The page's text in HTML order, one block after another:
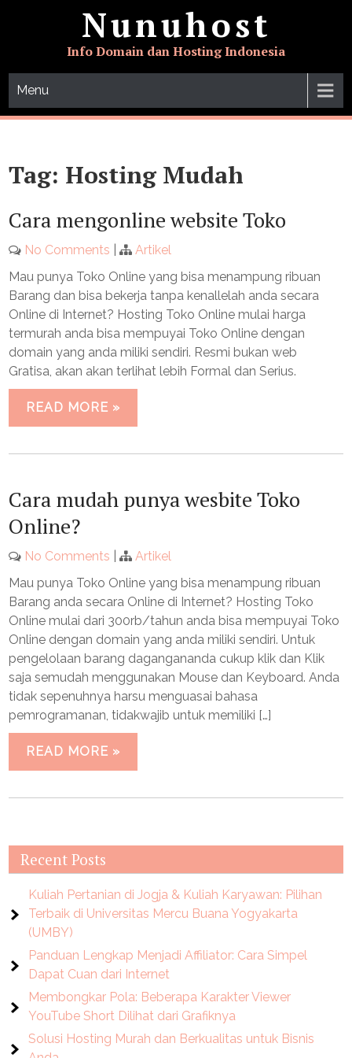
Nunuhost
Info Domain dan Hosting Indonesia
Menu
Tag: Hosting Mudah
Cara mengonline website Toko
No Comments |
Artikel
Mau punya Toko Online yang bisa menampung ribuan
Barang dan bisa bekerja tanpa kenallelah anda secara
Online di Internet? Hosting Toko Online mulai harga
termurah anda bisa mempuyai Toko Online dengan
domain yang anda miliki sendiri. Resmi bukan web
Gratisa, akan akan terlihat lebih Formal dan Serius.
READ MORE »
Cara mudah punya wesbite Toko
Online?
No Comments |
Artikel
Mau punya Toko Online yang bisa menampung ribuan
Barang anda secara Online di Internet? Hosting Toko
Online mulai dari 300rb/tahun anda bisa mempuyai Toko
Online dengan domain yang anda miliki sendiri. Untuk
pengelolaan barang dagangananda cukup klik dan Klik
saja semudah menggunakan Mouse dan Keyboard. Anda
tidak sepenuhnya harsu menguasai bahasa
pemrogramanan, tidakwajib untuk memiliki […]
READ MORE »
Recent Posts
Kuliah Pertanian di Jogja & Kuliah Karyawan: Pilihan
Terbaik di Universitas Mercu Buana Yogyakarta
(UMBY)
Panduan Lengkap Menjadi Affiliator: Cara Simpel
Dapat Cuan dari Internet
Membongkar Pola: Beberapa Karakter Viewer
YouTube Short Dilihat dari Grafiknya
Solusi Hosting Murah dan Berkualitas untuk Bisnis